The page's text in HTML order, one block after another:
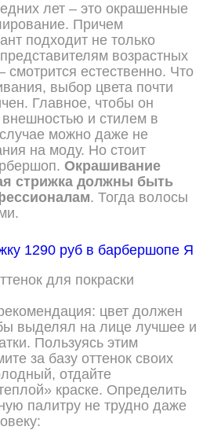
лет – это окрашенные
Причем
подходит не только
возрастных
смотрится естественно. Что
выбор цвета почти
Главное, чтобы он
и стилем в
можно даже не
на моду. Но стоит
Окрашивание
стрижка должны быть
. Тогда волосы
для покраски
цвет должен
выделял на лице лучшее и
Пользуясь этим
за базу оттенок своих
отдайте
краске. Определить
палитру не трудно даже